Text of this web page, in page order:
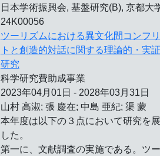
日本学術振興会, 基盤研究(B), 京都大
24K00056
ツーリズムにおける異文化間コンフ
トと創造的対話に関する理論的・実
研究
科学研究費助成事業
2023年04月01日 - 2028年03月31日
山村 高淑; 張 慶在; 中島 亜紀; 渠 蒙
本年度は以下の３点において研究を
した。
第一に、文献調査の実施である。ツ